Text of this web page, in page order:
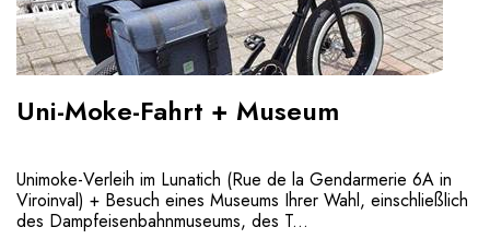
Uni-Moke-Fahrt + Museum
Unimoke-Verleih im Lunatich (Rue de la Gendarmerie 6A in
Viroinval) + Besuch eines Museums Ihrer Wahl, einschließlich
des Dampfeisenbahnmuseums, des T...